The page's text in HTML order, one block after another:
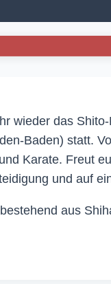
wieder das
Baden) statt.
Karate. Freut
und auf
aus